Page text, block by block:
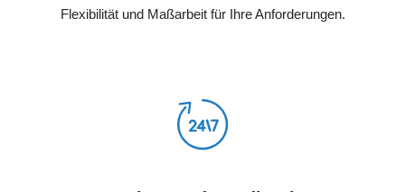
Flexibilität und Maßarbeit für Ihre Anforderungen.